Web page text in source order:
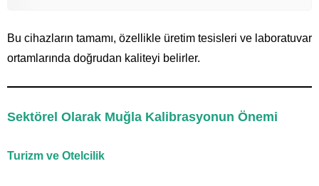
Bu cihazların tamamı, özellikle üretim tesisleri ve laboratuvar
ortamlarında doğrudan kaliteyi belirler.
Sektörel Olarak Muğla Kalibrasyonun Önemi
Turizm ve Otelcilik